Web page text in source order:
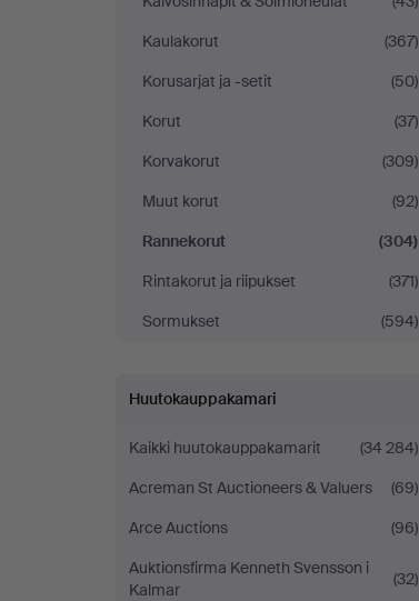
yrityksessä
Kaulakorut
(367)
Korusarjat ja -setit
(50)
Korut
(37)
Korvakorut
(309)
Muut korut
(92)
Rannekorut
(304)
Rintakorut ja riipukset
(371)
Sormukset
(594)
Huutokauppakamari
Kaikki huutokauppakamarit
(34 284)
Acreman St Auctioneers & Valuers
(69)
Arce Auctions
(96)
Auktionsfirma Kenneth Svensson i
Kalmar
(32)